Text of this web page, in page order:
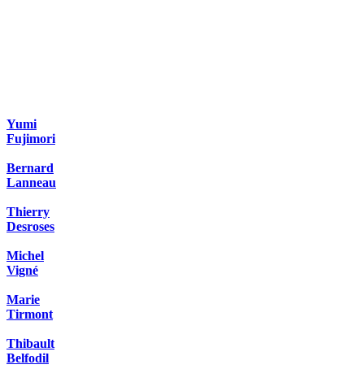
Yumi
Fujimori
Bernard
Lanneau
Thierry
Desroses
Michel
Vigné
Marie
Tirmont
Thibault
Belfodil